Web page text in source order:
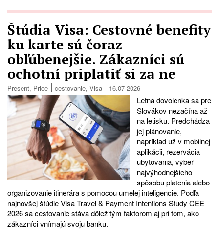
Štúdia Visa: Cestovné benefity
ku karte sú čoraz
obľúbenejšie. Zákazníci sú
ochotní priplatiť si za ne
Present, Price cestovanie, Visa 16.07 2026
Letná dovolenka sa pre
Slovákov nezačína až
na letisku. Predchádza
jej plánovanie,
napríklad už v mobilnej
aplikácii, rezervácia
ubytovania, výber
najvýhodnejšieho
spôsobu platenia alebo
organizovanie itinerára s pomocou umelej inteligencie. Podľa
najnovšej štúdie Visa Travel & Payment Intentions Study CEE
2026 sa cestovanie stáva dôležitým faktorom aj pri tom, ako
zákazníci vnímajú svoju banku.